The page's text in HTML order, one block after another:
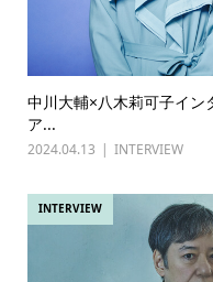
中川大輔×八木莉可子イン
ア...
2024.04.13 INTERVIEW
INTERVIEW